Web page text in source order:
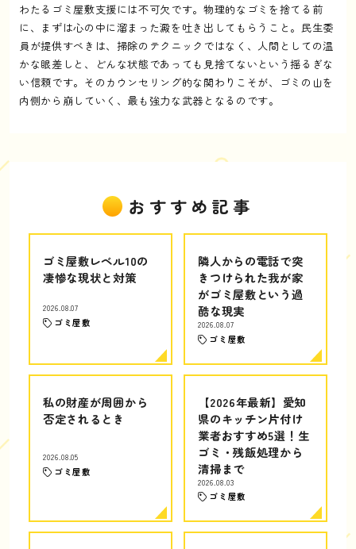
わたるゴミ屋敷支援には不可欠です。物理的なゴミを捨てる前
に、まずは心の中に溜まった澱を吐き出してもらうこと。民生委
員が提供すべきは、掃除のテクニックではなく、人間としての温
かな眼差しと、どんな状態であっても見捨てないという揺るぎな
い信頼です。そのカウンセリング的な関わりこそが、ゴミの山を
内側から崩していく、最も強力な武器となるのです。
おすすめ記事
ゴミ屋敷レベル10の
凄惨な現状と対策
2026.08.07
ゴミ屋敷
隣人からの電話で突
きつけられた我が家
がゴミ屋敷という過
酷な現実
2026.08.07
ゴミ屋敷
私の財産が周囲から
否定されるとき
2026.08.05
ゴミ屋敷
【2026年最新】愛知
県のキッチン片付け
業者おすすめ5選！生
ゴミ・残飯処理から
清掃まで
2026.08.03
ゴミ屋敷